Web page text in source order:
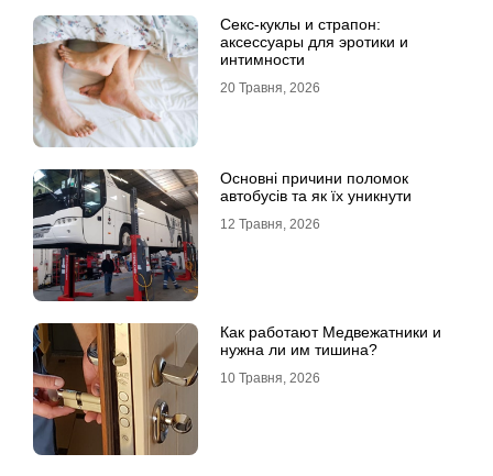
Секс-куклы и страпон:
аксессуары для эротики и
интимности
20 Травня, 2026
Основні причини поломок
автобусів та як їх уникнути
12 Травня, 2026
Как работают Медвежатники и
нужна ли им тишина?
10 Травня, 2026